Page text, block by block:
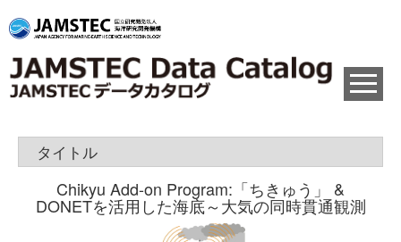
タイトル
Chikyu Add-on Program:「ちきゅう」 &
DONETを活用した海底～大気の同時貫通観測